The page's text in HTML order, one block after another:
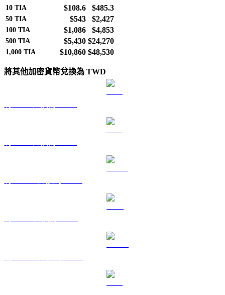
10 TIA $108.6 $485.3
50 TIA $543 $2,427
100 TIA $1,086 $4,853
500 TIA $5,430 $24,270
1,000 TIA $10,860 $48,530
將其他加密貨幣兌換為 TWD